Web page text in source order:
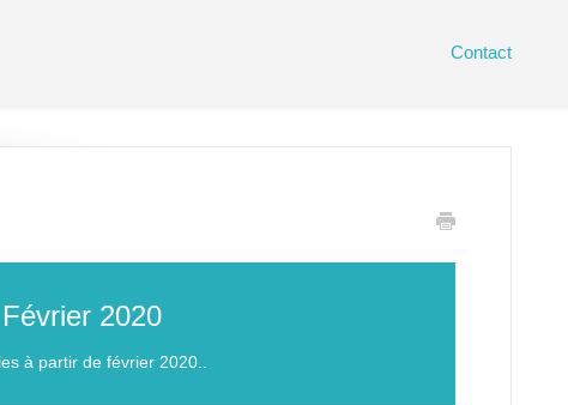
Contact
2020
à partir de février 2020..